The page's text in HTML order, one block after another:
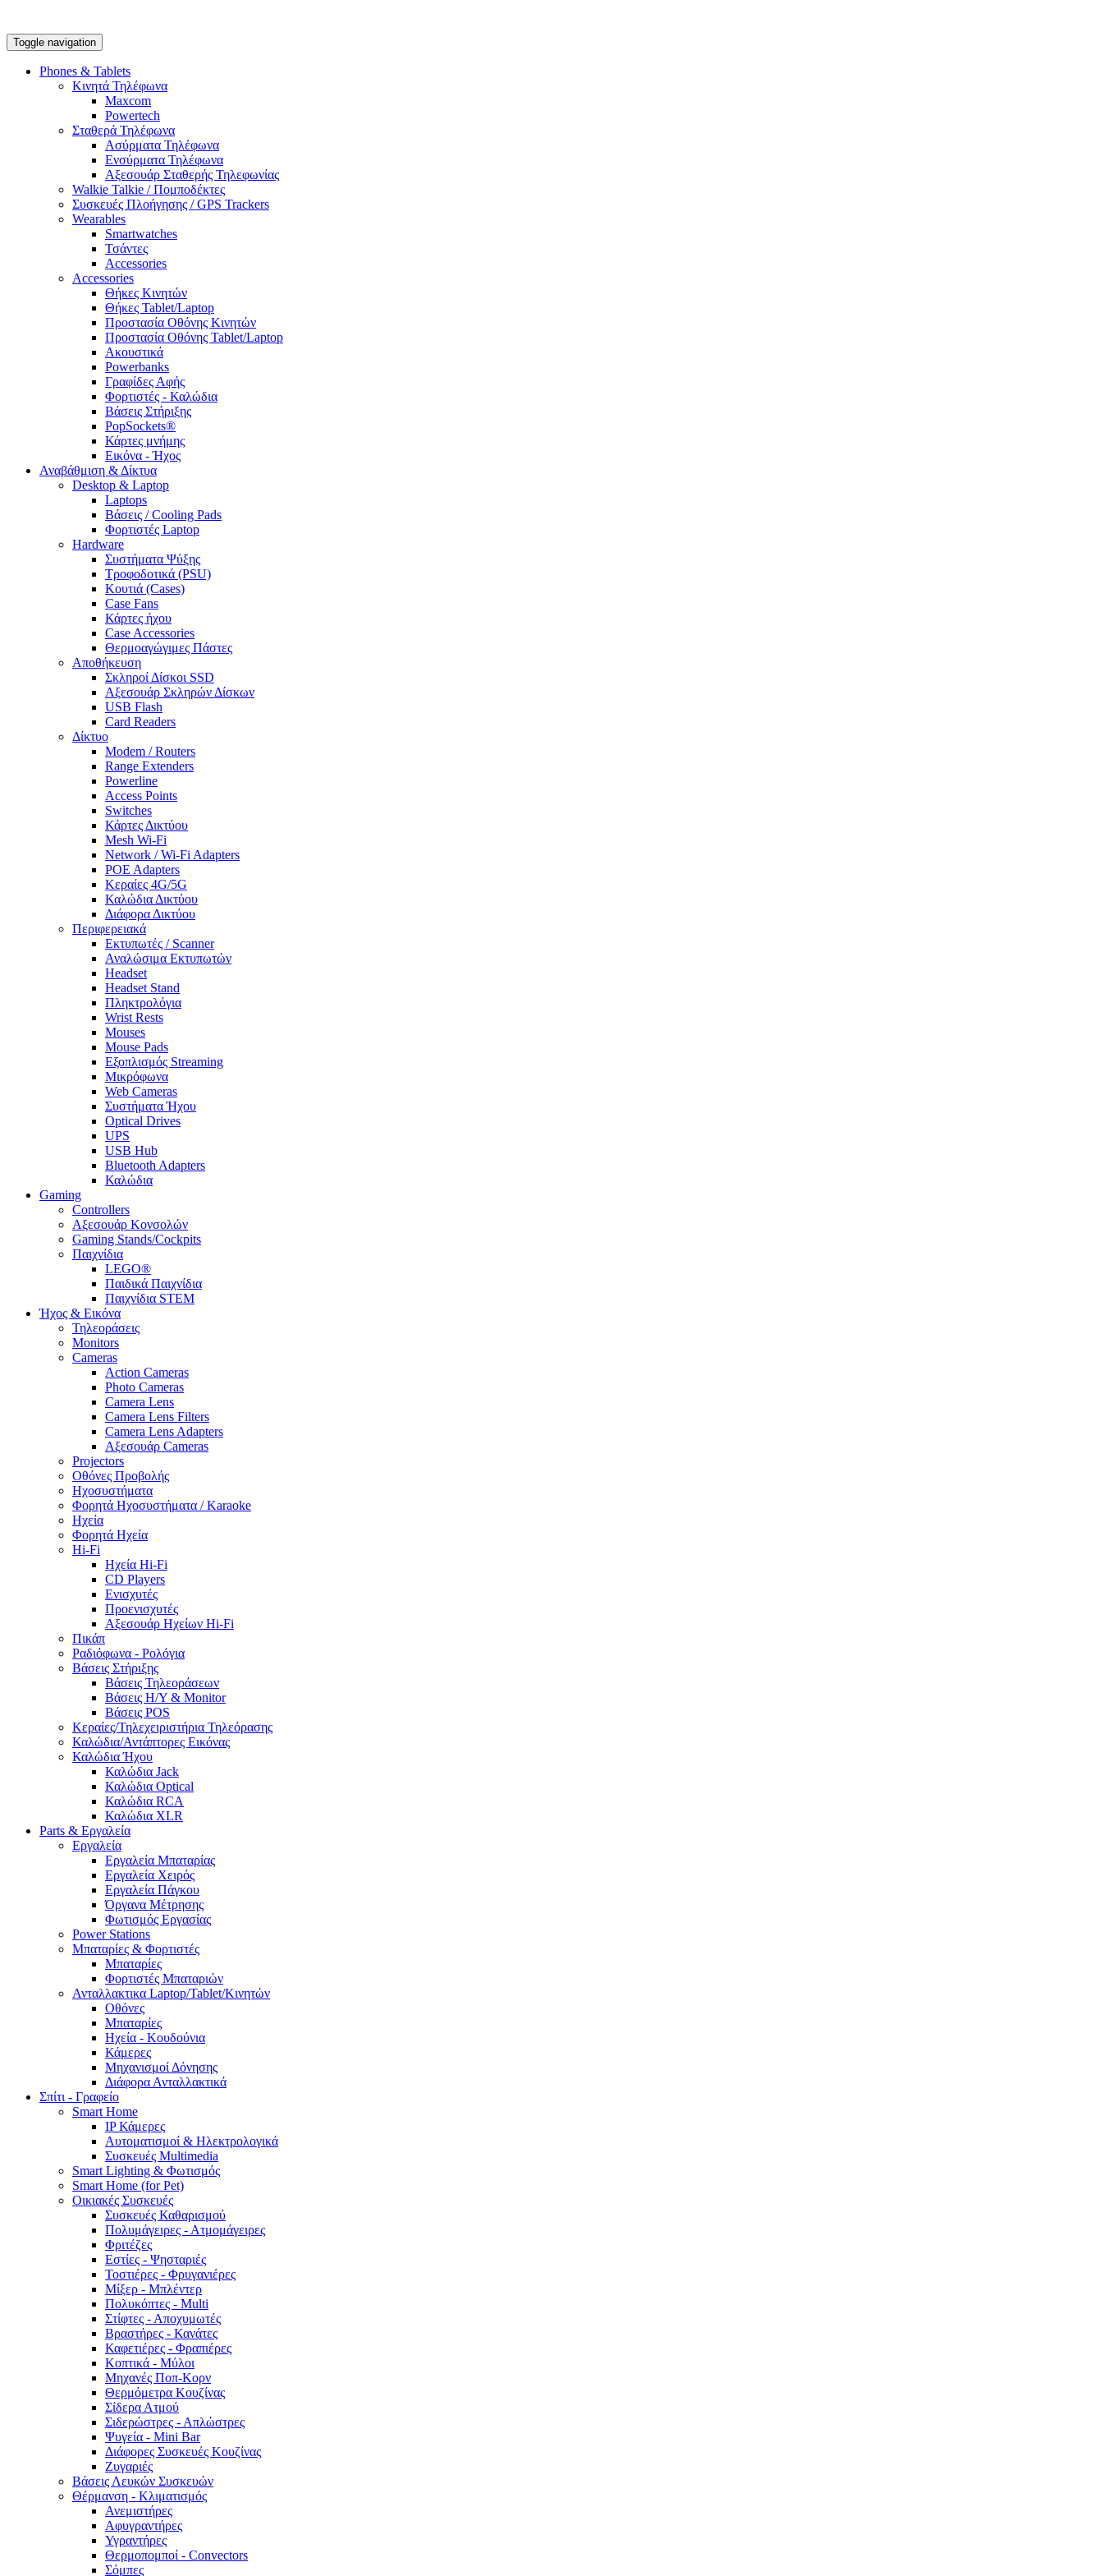
Toggle navigation
Phones & Tablets
Κινητά Τηλέφωνα
Maxcom
Powertech
Σταθερά Τηλέφωνα
Ασύρματα Τηλέφωνα
Ενσύρματα Τηλέφωνα
Αξεσουάρ Σταθερής Τηλεφωνίας
Walkie Talkie / Πομποδέκτες
Συσκευές Πλοήγησης / GPS Trackers
Wearables
Smartwatches
Τσάντες
Accessories
Accessories
Θήκες Κινητών
Θήκες Tablet/Laptop
Προστασία Οθόνης Κινητών
Προστασία Οθόνης Tablet/Laptop
Ακουστικά
Powerbanks
Γραφίδες Αφής
Φορτιστές - Καλώδια
Βάσεις Στήριξης
PopSockets®
Κάρτες μνήμης
Εικόνα - Ήχος
Αναβάθμιση & Δίκτυα
Desktop & Laptop
Laptops
Βάσεις / Cooling Pads
Φορτιστές Laptop
Hardware
Συστήματα Ψύξης
Τροφοδοτικά (PSU)
Κουτιά (Cases)
Case Fans
Κάρτες ήχου
Case Accessories
Θερμοαγώγιμες Πάστες
Αποθήκευση
Σκληροί Δίσκοι SSD
Αξεσουάρ Σκληρών Δίσκων
USB Flash
Card Readers
Δίκτυο
Modem / Routers
Range Extenders
Powerline
Access Points
Switches
Κάρτες Δικτύου
Mesh Wi-Fi
Network / Wi-Fi Adapters
POE Adapters
Κεραίες 4G/5G
Καλώδια Δικτύου
Διάφορα Δικτύου
Περιφερειακά
Εκτυπωτές / Scanner
Αναλώσιμα Εκτυπωτών
Headset
Headset Stand
Πληκτρολόγια
Wrist Rests
Mouses
Mouse Pads
Εξοπλισμός Streaming
Μικρόφωνα
Web Cameras
Συστήματα Ήχου
Optical Drives
UPS
USB Hub
Bluetooth Adapters
Καλώδια
Gaming
Controllers
Αξεσουάρ Κονσολών
Gaming Stands/Cockpits
Παιχνίδια
LEGO®
Παιδικά Παιχνίδια
Παιχνίδια STEM
Ήχος & Εικόνα
Τηλεοράσεις
Monitors
Cameras
Action Cameras
Photo Cameras
Camera Lens
Camera Lens Filters
Camera Lens Adapters
Αξεσουάρ Cameras
Projectors
Οθόνες Προβολής
Ηχοσυστήματα
Φορητά Ηχοσυστήματα / Karaoke
Ηχεία
Φορητά Ηχεία
Hi-Fi
Ηχεία Hi-Fi
CD Players
Ενισχυτές
Προενισχυτές
Αξεσουάρ Ηχείων Hi-Fi
Πικάπ
Ραδιόφωνα - Ρολόγια
Βάσεις Στήριξης
Βάσεις Τηλεοράσεων
Βάσεις Η/Υ & Monitor
Βάσεις POS
Κεραίες/Τηλεχειριστήρια Τηλεόρασης
Καλώδια/Αντάπτορες Εικόνας
Καλώδια Ήχου
Καλώδια Jack
Καλώδια Optical
Καλώδια RCA
Καλώδια XLR
Parts & Εργαλεία
Εργαλεία
Εργαλεία Μπαταρίας
Εργαλεία Χειρός
Εργαλεία Πάγκου
Όργανα Μέτρησης
Φωτισμός Εργασίας
Power Stations
Μπαταρίες & Φορτιστές
Μπαταρίες
Φορτιστές Μπαταριών
Ανταλλακτικα Laptop/Tablet/Κινητών
Οθόνες
Μπαταρίες
Ηχεία - Κουδούνια
Κάμερες
Μηχανισμοί Δόνησης
Διάφορα Ανταλλακτικά
Σπίτι - Γραφείο
Smart Home
IP Κάμερες
Αυτοματισμοί & Ηλεκτρολογικά
Συσκευές Multimedia
Smart Lighting & Φωτισμός
Smart Home (for Pet)
Οικιακές Συσκευές
Συσκευές Καθαρισμού
Πολυμάγειρες - Ατμομάγειρες
Φριτέζες
Εστίες - Ψησταριές
Τοστιέρες - Φρυγανιέρες
Μίξερ - Μπλέντερ
Πολυκόπτες - Multi
Στίφτες - Αποχυμωτές
Βραστήρες - Κανάτες
Καφετιέρες - Φραπιέρες
Κοπτικά - Μύλοι
Μηχανές Ποπ-Κορν
Θερμόμετρα Κουζίνας
Σίδερα Ατμού
Σιδερώστρες - Απλώστρες
Ψυγεία - Mini Bar
Διάφορες Συσκευές Κουζίνας
Ζυγαριές
Βάσεις Λευκών Συσκευών
Θέρμανση - Κλιματισμός
Ανεμιστήρες
Αφυγραντήρες
Υγραντήρες
Θερμοπομποί - Convectors
Σόμπες